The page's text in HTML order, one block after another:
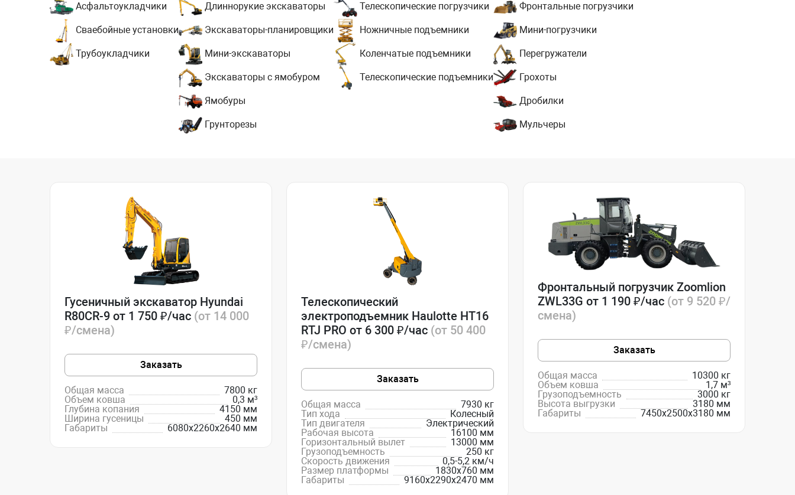
Асфальтоукладчики
Сваебойные установки
Трубоукладчики
Длиннорукие экскаваторы
Экскаваторы-планировщики
Мини-экскаваторы
Экскаваторы с ямобуром
Ямобуры
Грунторезы
Телескопические погрузчики
Ножничные подъемники
Коленчатые подъемники
Телескопические подъемники
Фронтальные погрузчики
Мини-погрузчики
Перегружатели
Грохоты
Дробилки
Мульчеры
Гусеничный экскаватор Hyundai
R80CR-9 от 1 750 ₽/час (от 14 000
₽/смена)
Заказать
Общая масса
7800 кг
Объем ковша
0,3 м³
Глубина копания
4150 мм
Ширина гусеницы
450 мм
Габариты
6080х2260х2640 мм
Телескопический
электроподъемник Haulotte HT16
RTJ PRO от 6 300 ₽/час (от 50 400
₽/смена)
Заказать
Общая масса
7930 кг
Тип хода
Колесный
Тип двигателя
Электрический
Рабочая высота
16100 мм
Горизонтальный вылет
13000 мм
Грузоподъемность
250 кг
Скорость движения
0,5-5,2 км/ч
Размер платформы
1830х760 мм
Габариты
9160х2290х2470 мм
Фронтальный погрузчик Zoomlion
ZWL33G от 1 190 ₽/час (от 9 520 ₽/
смена)
Заказать
Общая масса
10300 кг
Объем ковша
1,7 м³
Грузоподъемность
3000 кг
Высота выгрузки
3180 мм
Габариты
7450х2500х3180 мм